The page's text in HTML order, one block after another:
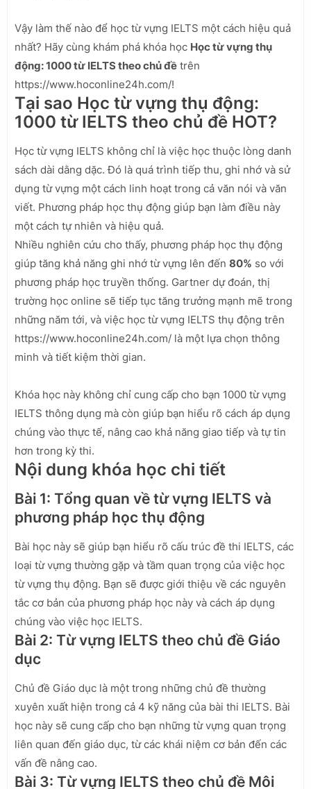
Vậy làm thế nào để học từ vựng IELTS một cách hiệu quả
nhất? Hãy cùng khám phá khóa học Học từ vựng thụ
động: 1000 từ IELTS theo chủ đề trên
https://www.hoconline24h.com/!
Tại sao Học từ vựng thụ động:
1000 từ IELTS theo chủ đề HOT?
Học từ vựng IELTS không chỉ là việc học thuộc lòng danh
sách dài dằng dặc. Đó là quá trình tiếp thu, ghi nhớ và sử
dụng từ vựng một cách linh hoạt trong cả văn nói và văn
viết. Phương pháp học thụ động giúp bạn làm điều này
một cách tự nhiên và hiệu quả.
Nhiều nghiên cứu cho thấy, phương pháp học thụ động
giúp tăng khả năng ghi nhớ từ vựng lên đến 80% so với
phương pháp học truyền thống. Gartner dự đoán, thị
trường học online sẽ tiếp tục tăng trưởng mạnh mẽ trong
những năm tới, và việc học từ vựng IELTS thụ động trên
https://www.hoconline24h.com/ là một lựa chọn thông
minh và tiết kiệm thời gian.
Khóa học này không chỉ cung cấp cho bạn 1000 từ vựng
IELTS thông dụng mà còn giúp bạn hiểu rõ cách áp dụng
chúng vào thực tế, nâng cao khả năng giao tiếp và tự tin
hơn trong kỳ thi.
Nội dung khóa học chi tiết
Bài 1: Tổng quan về từ vựng IELTS và
phương pháp học thụ động
Bài học này sẽ giúp bạn hiểu rõ cấu trúc đề thi IELTS, các
loại từ vựng thường gặp và tầm quan trọng của việc học
từ vựng thụ động. Bạn sẽ được giới thiệu về các nguyên
tắc cơ bản của phương pháp học này và cách áp dụng
chúng vào việc học IELTS.
Bài 2: Từ vựng IELTS theo chủ đề Giáo
dục
Chủ đề Giáo dục là một trong những chủ đề thường
xuyên xuất hiện trong cả 4 kỹ năng của bài thi IELTS. Bài
học này sẽ cung cấp cho bạn những từ vựng quan trọng
liên quan đến giáo dục, từ các khái niệm cơ bản đến các
vấn đề nâng cao.
Bài 3: Từ vựng IELTS theo chủ đề Môi